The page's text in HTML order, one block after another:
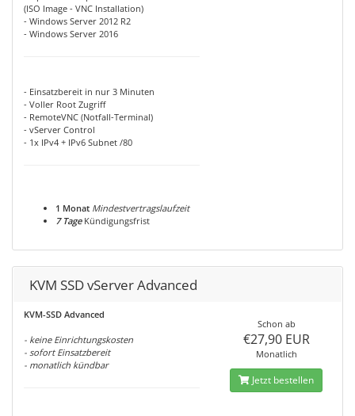
(ISO Image - VNC Installation)
- Windows Server 2012 R2
- Windows Server 2016
- Einsatzbereit in nur 3 Minuten
- Voller Root Zugriff
- RemoteVNC (Notfall-Terminal)
- vServer Control
- 1x IPv4 + IPv6 Subnet /80
1 Monat Mindestvertragslaufzeit
7 TageKündigungsfrist
KVM SSD vServer Advanced
KVM-SSD Advanced
- keine Einrichtungskosten
- sofort Einsatzbereit
- monatlich kündbar
Schon ab
€27,90 EUR
Monatlich
Jetzt bestellen